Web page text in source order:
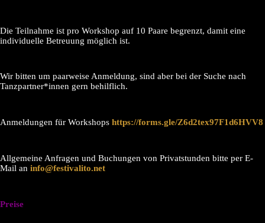
Die Teilnahme ist pro Workshop auf 10 Paare begrenzt, damit eine
individuelle Betreuung möglich ist.
Wir bitten um paarweise Anmeldung, sind aber bei der Suche nach
Tanzpartner*innen gern behilflich.
Anmeldungen für Workshops https://forms.gle/Z6d2tex97F1d6HVV8
Allgemeine Anfragen und Buchungen von Privatstunden bitte per E-
Mail an info@festivalito.net
Preise